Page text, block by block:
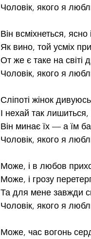
Чоловік, якого я
Він всміхнеться,
Як вино, той усміх
От же є таке на світі
Чоловік, якого я
Сліпоті жінок
І нехай так
Він минає їх — а їм
Чоловік, якого я
Може, і в любов
Може, і грозу
Та для мене завжди
Чоловік, якого я
Може, час вогонь